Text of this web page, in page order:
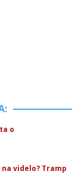
o
videlo? Tramp